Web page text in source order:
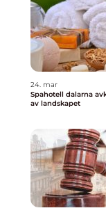
24. mar
Spahotell dalarna avkoppling i hjärtat
av landskapet